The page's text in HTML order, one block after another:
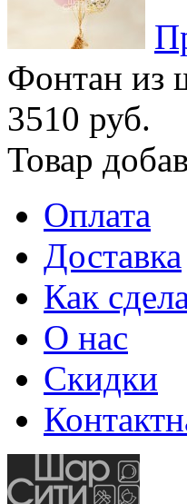
Фонтан из
3510 руб.
Товар
Оплата
Доставка
Как
О нас
Скидки